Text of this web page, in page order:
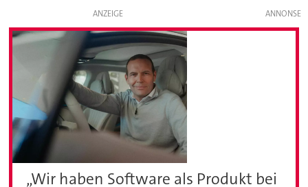
ANZEIGE
„Wir haben Software als Produkt bei